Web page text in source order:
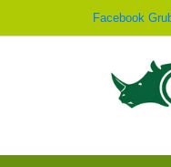
Facebook